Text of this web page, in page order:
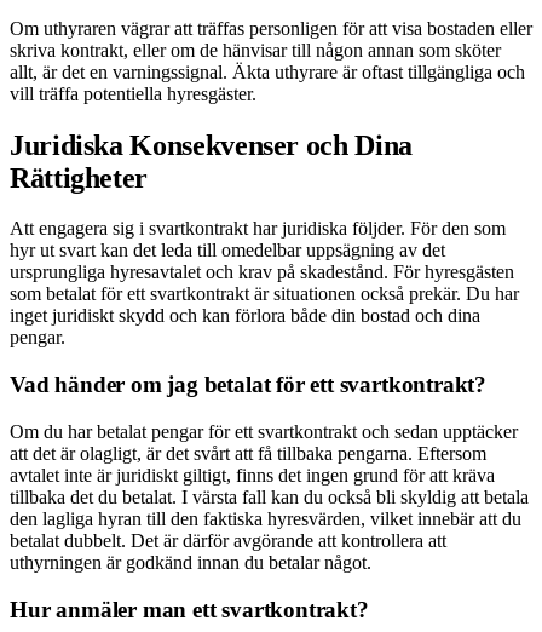
Om uthyraren vägrar att träffas personligen för att visa bostaden eller
skriva kontrakt, eller om de hänvisar till någon annan som sköter
allt, är det en varningssignal. Äkta uthyrare är oftast tillgängliga och
vill träffa potentiella hyresgäster.
Juridiska Konsekvenser och Dina
Rättigheter
Att engagera sig i svartkontrakt har juridiska följder. För den som
hyr ut svart kan det leda till omedelbar uppsägning av det
ursprungliga hyresavtalet och krav på skadestånd. För hyresgästen
som betalat för ett svartkontrakt är situationen också prekär. Du har
inget juridiskt skydd och kan förlora både din bostad och dina
pengar.
Vad händer om jag betalat för ett svartkontrakt?
Om du har betalat pengar för ett svartkontrakt och sedan upptäcker
att det är olagligt, är det svårt att få tillbaka pengarna. Eftersom
avtalet inte är juridiskt giltigt, finns det ingen grund för att kräva
tillbaka det du betalat. I värsta fall kan du också bli skyldig att betala
den lagliga hyran till den faktiska hyresvärden, vilket innebär att du
betalat dubbelt. Det är därför avgörande att kontrollera att
uthyrningen är godkänd innan du betalar något.
Hur anmäler man ett svartkontrakt?